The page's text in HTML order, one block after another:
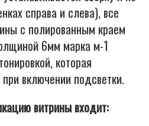
справа и слева), все
с полированным краем
6мм марка м-1
которая
включении подсветки.
витрины входит: